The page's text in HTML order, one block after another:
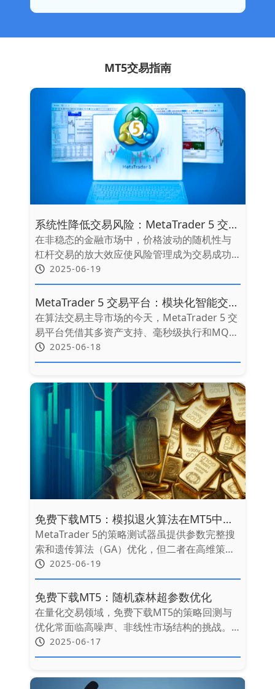
MT5交易指南
系统性降低交易风险：MetaTrader 5 交易
平台的全链路风控解决方案
在非稳态的金融市场中，价格波动的随机性与
杠杆交易的放大效应使风险管理成为交易成功
的决定性因素。MetaTrader 5 交易平台凭借其
多资产交易支持与自动化风控工具，为交易者
提供了从策略开发到执行的全链路风险管理框
架。本文基于市场动态本质与交易者痛点，系
统解析MT5平台的风险控制方法论。
2025-06-19
MetaTrader 5 交易平台：模块化智能交易
系统的架构革命
在算法交易主导市场的今天，MetaTrader 5 交
易平台凭借其多资产支持、毫秒级执行和MQL5
语言生态，已成为量化交易者的核心战场。而
模块化设计正彻底改变智能交易系统（EA）的
高积木”，让交易系统兼具灵活性与工业级稳定
性。本文将深入解析如何利用MT5构建多模块
系统，并揭示前沿技术融合的实战路径。
2025-06-18
免费下载MT5：模拟退火算法在MT5中的
深度集成
MetaTrader 5的策略测试器虽提供参数完整搜
索和遗传算法（GA）优化，但二者在高维策略
空间中均存在明显局限，本文提出将模拟退火
（Simulated Annealing, SA） 深度集成至MT5
平台，免费下载MT5，通过其独特的“可控劣解
接受”机制平衡全局探索与局部优化，为复杂交
易策略提供更鲁棒的参数寻优方案。
2025-06-19
免费下载MT5：随机森林超参数优化
在量化交易领域，免费下载MT5的策略回测与
优化常面临高噪声、非线性市场结构的挑战。
随机森林（Random Forest）凭借其Bagging
集成与特征随机性，成为处理金融时序数据的
2025-06-17